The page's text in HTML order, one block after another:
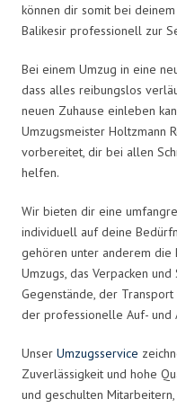
können dir somit bei
Balikesir professionell zur
Bei einem Umzug in eine
dass alles reibungslos
neuen Zuhause einleben
Umzugsmeister Holtzmann
vorbereitet, dir bei allen
helfen.
Wir bieten dir eine
individuell auf deine
gehören unter anderem die
Umzugs, das Verpacken
Gegenstände, der
der professionelle Auf- und
Unser Umzugsservice
Zuverlässigkeit und hohe
und geschulten